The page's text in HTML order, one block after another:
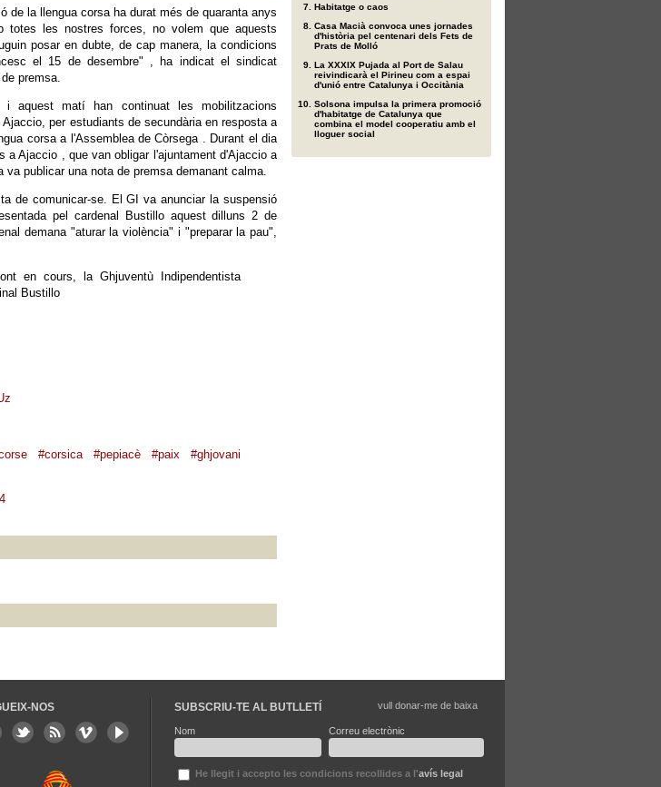
de la llengua corsa ha durat més de quaranta anys
totes les nostres forces, no volem que aquests
posar en dubte, de cap manera, la condicions
el 15 de desembre" , ha indicat el sindicat
premsa.
matí han continuat les mobilitzacions
per estudiants de secundària en resposta a
corsa a l'Assemblea de Còrsega . Durant el dia
a Ajaccio , que van obligar l'ajuntament d'Ajaccio a
publicar una nota de premsa demanant calma.
de comunicar-se. El GI va anunciar la suspensió
pel cardenal Bustillo aquest dilluns 2 de
demana "aturar la violència" i "preparar la pau",
en cours, la Ghjuventù Indipendentista
Bustillo
#corsica #pepiacè #paix
#ghjovani
Habitatge o caos
Casa Macià convoca unes jornades
d'història pel centenari dels Fets de
Prats de Molló
La XXXIX Pujada al Port de Salau
reivindicarà el Pirineu com a espai
d'unió entre Catalunya i Occitània
Solsona impulsa la primera promoció
d'habitatge de Catalunya que
combina el model cooperatiu amb el
lloguer social
NOS SUBSCRIU-TE AL BUTLLETÍ
Nom Correu electrònic
He llegit i accepto les condicions recollides a l'avís legal
vull donar-me de baixa